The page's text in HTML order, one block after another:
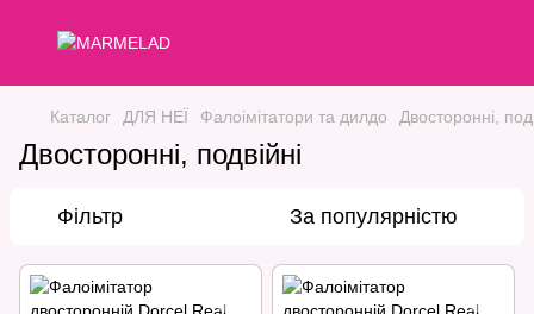
Каталог ДЛЯ НЕЇ Фалоімітатори та дилдо Двосторонні,
Двосторонні, подвійні
Фільтр За популярністю